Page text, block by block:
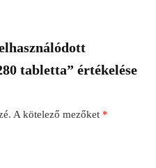
tabletta” értékelése
A kötelező mezőket *